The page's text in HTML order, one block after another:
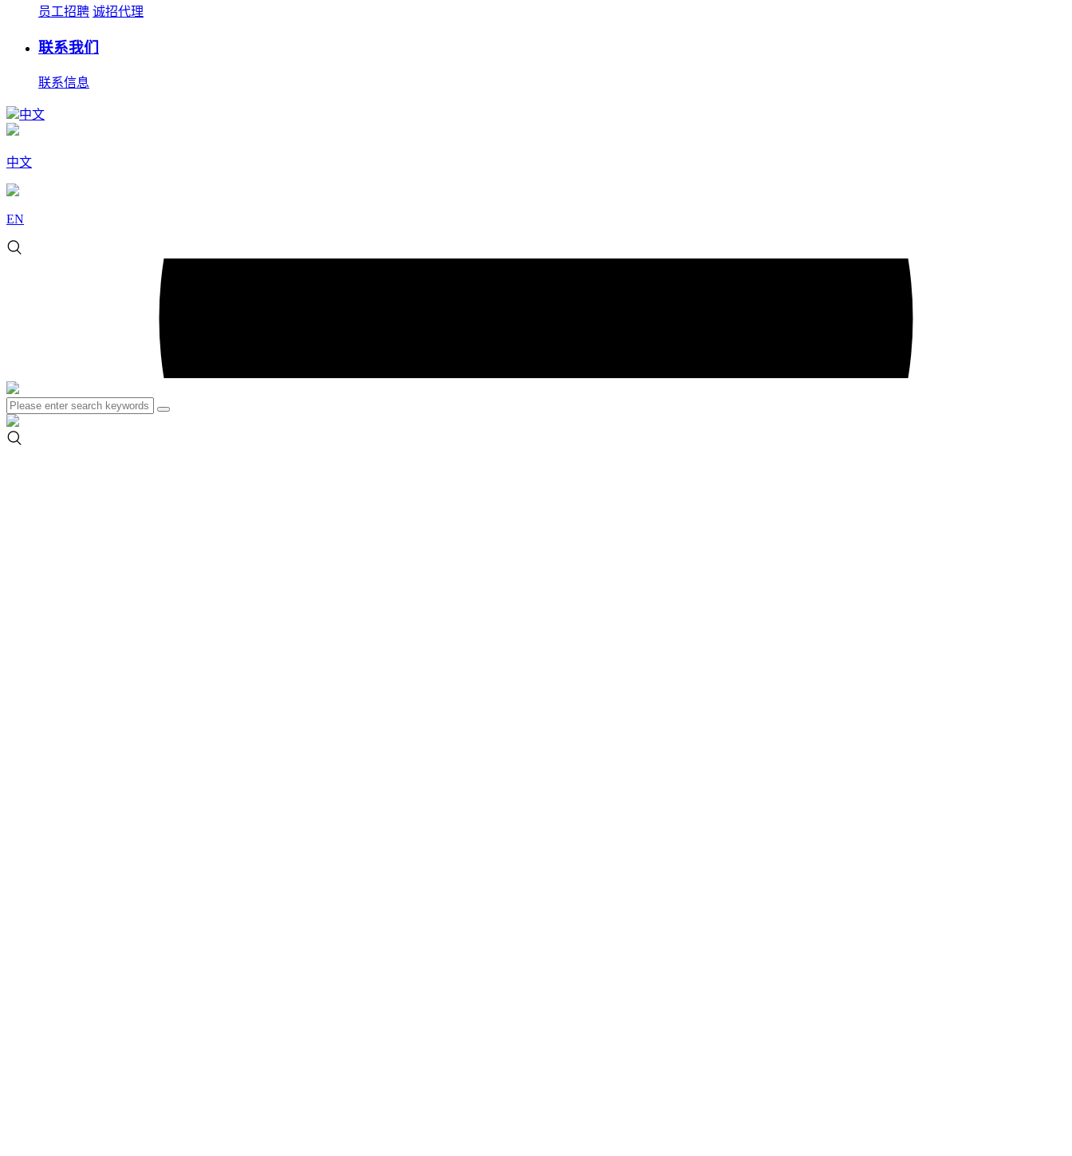
员工招聘 诚招代理
联系我们
联系信息
中文
中文
EN